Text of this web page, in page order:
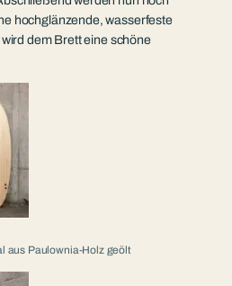
hochglänzende, wasserfeste
dem Brett eine schöne
aus Paulownia-Holz geölt